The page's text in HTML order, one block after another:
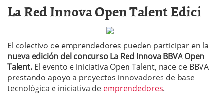
La Red Innova Open Talent Edici
El colectivo de emprendedores pueden participar en la
nueva edición del concurso La Red Innova BBVA Open
Talent. El evento e iniciativa Open Talent, nace de BBVA
prestando apoyo a proyectos innovadores de base
tecnológica e iniciativa de emprendedores.